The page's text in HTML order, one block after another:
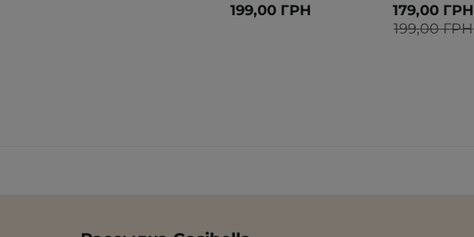
199,00 ГРН
199,00 ГРН
179,00 ГРН